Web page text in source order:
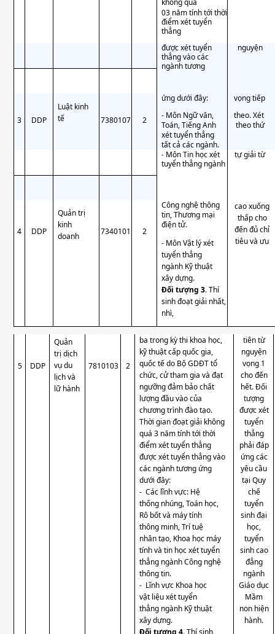
không quá
03 năm tính tới thời
điểm xét tuyển
thẳng
được xét tuyển
thẳng vào các
ngành tương
nguyện
3 DDP
Luật kinh
tế
7380107 2
ứng dưới đây:
- Môn Ngữ văn,
Toán, Tiếng Anh
xét tuyển thẳng
tất cả các ngành.
vọng tiếp
theo. Xét
theo thứ
- Môn Tin học xét
tuyển thẳng ngành
tự giải từ
4 DDP
Quản trị
kinh
doanh
7340101 2
Công nghệ thông
tin, Thương mại
điện tử.
- Môn Vật lý xét
tuyển thẳng
ngành Kỹ thuật
xây dựng.
Đối tượng 3. Thí
sinh đoạt giải nhất,
nhì,
cao xuống
thấp cho
đến đủ chỉ
tiêu và ưu
5 DDP
Quản
trị dịch
vụ du
lịch và
lữ hành
7810103 2
ba trong kỳ thi khoa học,
kỹ thuật cấp quốc gia,
quốc tế do Bộ GDĐT tổ
chức, cử tham gia và đạt
ngưỡng đảm bảo chất
lượng đầu vào của
chương trình đào tạo.
Thời gian đoạt giải không
quá 3 năm tính tới thời
điểm xét tuyển thẳng
được xét tuyển thẳng vào
các ngành tương ứng
dưới đây:
-Các lĩnh vực: Hệ
thống nhúng, Toán học,
Rô bốt và máy tính
thông minh, Trí tuệ
nhân tạo, Khoa học máy
tính và tin học xét tuyển
thẳng ngành Công nghệ
thông tin.
- Lĩnh vực Khoa học
vật liệu xét tuyển
thẳng ngành Kỹ thuật
xây dựng.
Đối tượng 4. Thí sinh
tiên từ
nguyện
vọng 1
cho đến
hết. Đối
tượng
được xét
tuyển
thẳng
phải đáp
ứng các
yêu cầu
tại Quy
chế
tuyển
sinh đại
học,
tuyển
sinh cao
đẳng
ngành
Giáo dục
Mầm
non hiện
hành.